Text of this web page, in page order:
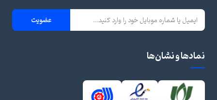
عضویت
نمادها و نشان‌ها